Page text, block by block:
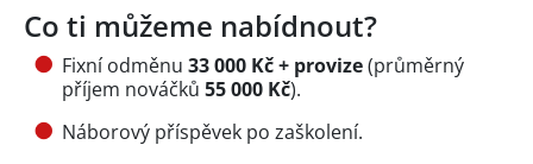
Co ti můžeme nabídnout?
Fixní odměnu 33 000 Kč + provize(průměrný
příjem nováčků 55 000 Kč).
Náborový příspěvek po zaškolení.